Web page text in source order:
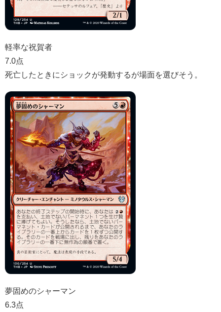
軽率な祝賀者
7.0点
死亡したときにショックが発動するが場面を選びそう。
夢固めのシャーマン
6.3点